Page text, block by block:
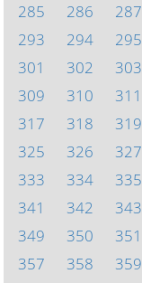
285
286 287
293
294 295
301
302 303
309
310 311
317
318 319
325
326 327
333
334 335
341
342 343
349
350 351
357
358 359